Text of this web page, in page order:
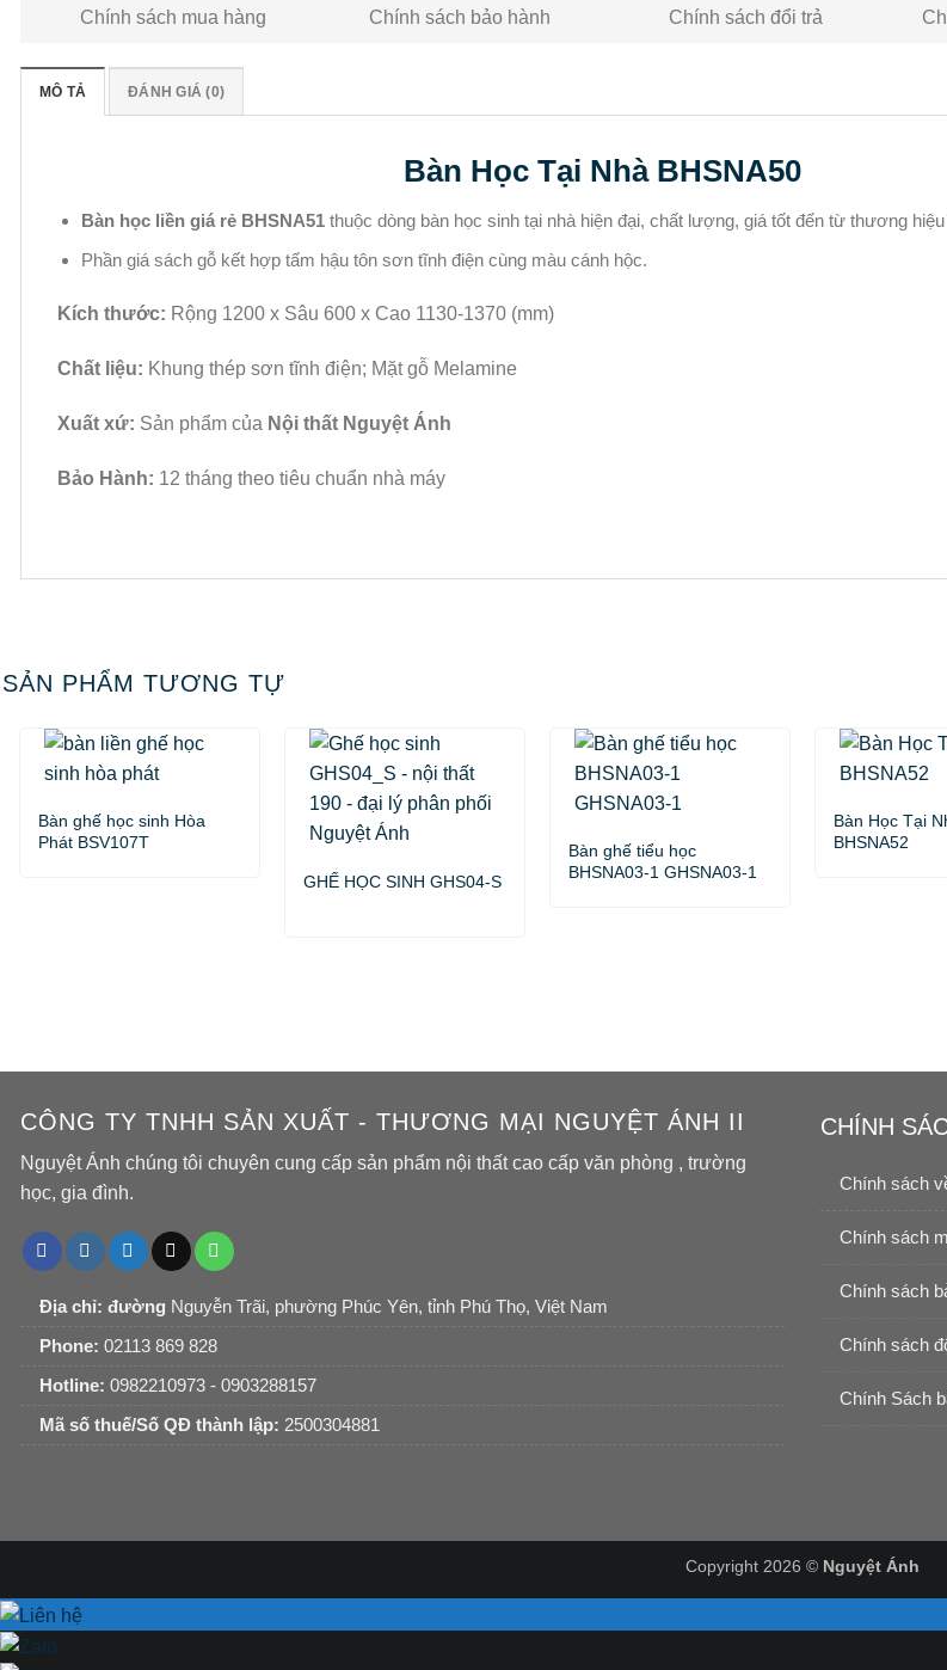
Chính sách mua hàng Chính sách bảo hành Chính sách đổi trả
MÔ TẢ ĐÁNH GIÁ (0)
Bàn Học Tại Nhà BHSNA50
Bàn học liền giá rẻ BHSNA51thuộc dòng bàn học sinh tại nhà hiện đại, chất lượng, giá tốt đến từ thương
Phần giá sách gỗ kết hợp tấm hậu tôn sơn tĩnh điện cùng màu cánh hộc.
Kích thước: Rộng 1200 x Sâu 600 x Cao 1130-1370 (mm)
Chất liệu: Khung thép sơn tĩnh điện; Mặt gỗ Melamine
Xuất xứ: Sản phẩm của Nội thất Nguyệt Ánh
Bảo Hành: 12 tháng theo tiêu chuẩn nhà máy
SẢN PHẨM TƯƠNG TỰ
Bàn ghế học sinh Hòa
Phát BSV107T
GHẾ HỌC SINH GHS04-S
Bàn ghế tiểu học
BHSNA03-1 GHSNA03-1
Bàn Học Tại
BHSNA52
CÔNG TY TNHH SẢN XUẤT - THƯƠNG MẠI NGUYỆT ÁNH II
Nguyệt Ánh chúng tôi chuyên cung cấp sản phẩm nội thất cao cấp văn phòng , trường
học, gia đình.
Địa chỉ: đường Nguyễn Trãi, phường Phúc Yên, tỉnh Phú Thọ, Việt Nam
Phone: 02113 869 828
Hotline: 0982210973 - 0903288157
Mã số thuế/Số QĐ thành lập: 2500304881
CHÍNH
Chính sách
Chính sách
Chính sách
Chính sách
Chính Sách
Copyright 2026 © Nguyệt Ánh